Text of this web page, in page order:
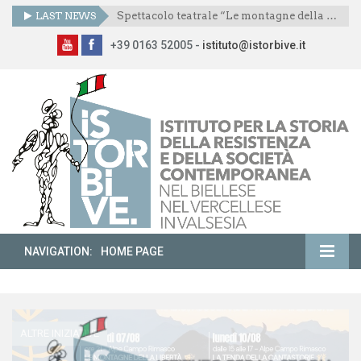
LAST NEWS Spettacolo teatrale “Le montagne della libertà”
+39 0163 52005 - istituto@istorbive.it
NAVIGATION: HOME PAGE
ALTRE INIZIATIVE